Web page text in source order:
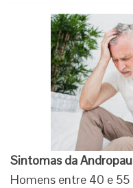
Sintomas da
Homens entre 40 e